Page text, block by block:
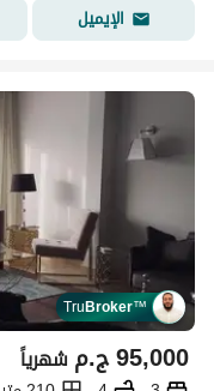
الإيميل
TruBroker™
ج.م95,000 شهرياً